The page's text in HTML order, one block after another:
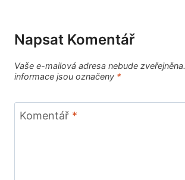
Napsat Komentář
Vaše e-mailová adresa nebude zveřejněna.
informace jsou označeny *
Komentář *